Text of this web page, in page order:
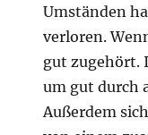
Umständen
verloren.
gut zugehört.
um gut durch
Außerdem